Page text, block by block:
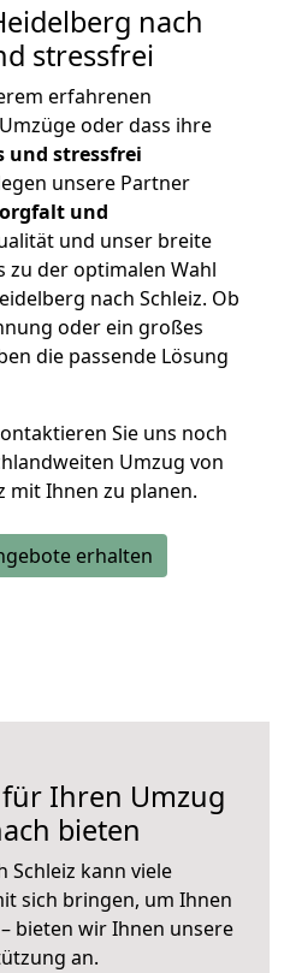
nach
stressfrei
erfahrenen
oder dass ihre
und stressfrei
unsere Partner
und
und unser breite
zu der optimalen Wahl
nach Schleiz. Ob
oder ein großes
die passende Lösung
Sie uns noch
Umzug von
mit Ihnen zu planen.
erhalten
Ihren Umzug
bieten
Schleiz kann viele
sich bringen, um Ihnen
bieten wir Ihnen unsere
an.